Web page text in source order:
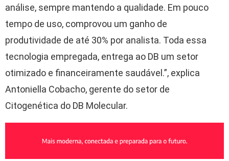
análise, sempre mantendo a qualidade. Em pouco
tempo de uso, comprovou um ganho de
produtividade de até 30% por analista. Toda essa
tecnologia empregada, entrega ao DB um setor
otimizado e financeiramente saudável.”, explica
Antoniella Cobacho, gerente do setor de
Citogenética do DB Molecular.